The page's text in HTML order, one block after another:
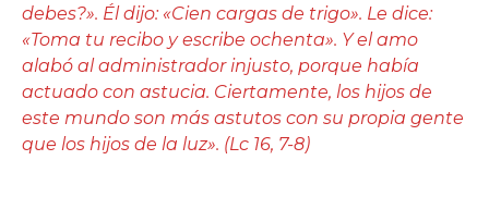
debes?». Él dijo: «Cien cargas de trigo». Le dice:
«Toma tu recibo y escribe ochenta». Y el amo
alabó al administrador injusto, porque había
actuado con astucia. Ciertamente, los hijos de
este mundo son más astutos con su propia gente
que los hijos de la luz». (Lc 16, 7-8)